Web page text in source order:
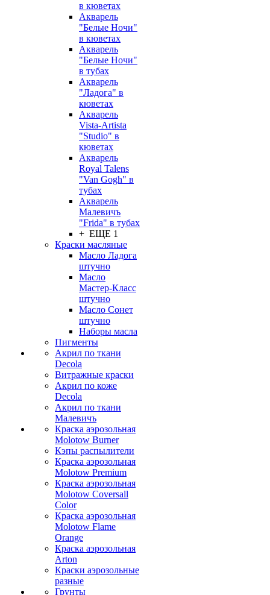
в кюветах
Акварель
"Белые Ночи"
в кюветах
Акварель
"Белые Ночи"
в тубах
Акварель
"Ладога" в
кюветах
Акварель
Vista-Artista
"Studio" в
кюветах
Акварель
Royal Talens
"Van Gogh" в
тубах
Акварель
Малевичъ
"Frida" в тубах
+ ЕЩЕ 1
Краски масляные
Масло Ладога
штучно
Масло
Мастер-Класс
штучно
Масло Сонет
штучно
Наборы масла
Пигменты
Акрил по ткани
Decola
Витражные краски
Акрил по коже
Decola
Акрил по ткани
Малевичъ
Краска аэрозольная
Molotow Burner
Кэпы распылители
Краска аэрозольная
Molotow Premium
Краска аэрозольная
Molotow Coversall
Color
Краска аэрозольная
Molotow Flame
Orange
Краска аэрозольная
Arton
Краски аэрозольные
разные
Грунты